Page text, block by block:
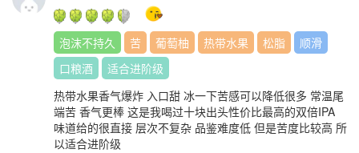
泡沫不持久 苦 葡萄柚 热带水果 松脂
顺滑
口粮酒
适合进阶级
热带水果香气爆炸 入口甜 冰一下苦感可以降低很多 常温尾
端苦 香气更棒 这是我喝过十块出头性价比最高的双倍IPA
味道给的很直接 层次不复杂 品鉴难度低 但是苦度比较高 所
以适合进阶级